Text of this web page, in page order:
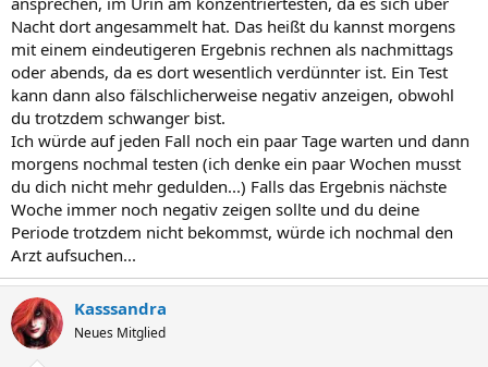
Nacht dort angesammelt hat. Das heißt du kannst morgens
mit einem eindeutigeren Ergebnis rechnen als nachmittags
oder abends, da es dort wesentlich verdünnter ist. Ein Test
kann dann also fälschlicherweise negativ anzeigen, obwohl
du trotzdem schwanger bist.
Ich würde auf jeden Fall noch ein paar Tage warten und dann
morgens nochmal testen (ich denke ein paar Wochen musst
du dich nicht mehr gedulden...) Falls das Ergebnis nächste
Woche immer noch negativ zeigen sollte und du deine
Periode trotzdem nicht bekommst, würde ich nochmal den
Arzt aufsuchen...
Kasssandra
Neues Mitglied